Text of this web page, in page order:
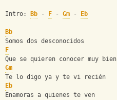
Intro: Bb - F - Gm - Eb
Bb
Somos dos desconocidos
F
Que se quieren conocer muy bien
Gm
Te lo digo ya y te vi recién
Eb
Enamoras a quienes te ven